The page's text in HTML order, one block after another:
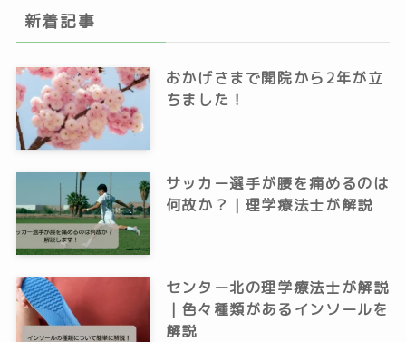
イ
ブ
新着記事
おかげさまで開院から2年が立
ちました！
サッカー選手が腰を痛めるのは
何故か？｜理学療法士が解説
センター北の理学療法士が解説
｜色々種類があるインソールを
解説